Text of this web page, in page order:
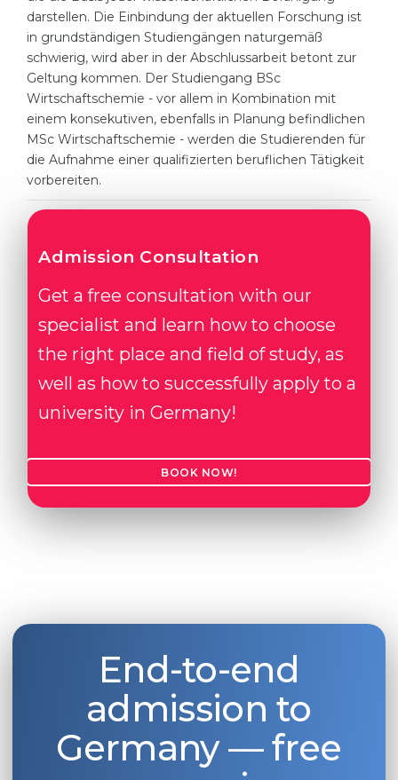
Our students successfully enroll in
CONSULTATION!
Belarus
Other Country
BOOK A CONSULTATION
darstellen. Die Einbindung der aktuellen Forschung ist
in grundständigen Studiengängen naturgemäß
schwierig, wird aber in der Abschlussarbeit betont zur
Geltung kommen. Der Studiengang BSc
Wirtschaftschemie - vor allem in Kombination mit
einem konsekutiven, ebenfalls in Planung befindlichen
MSc Wirtschaftschemie - werden die Studierenden für
die Aufnahme einer qualifizierten beruflichen Tätigkeit
vorbereiten.
Admission Consultation
Get a free consultation with our
specialist and learn how to choose
the right place and field of study, as
well as how to successfully apply to a
university in Germany!
BOOK NOW!
End-to-end
admission to
Germany — free